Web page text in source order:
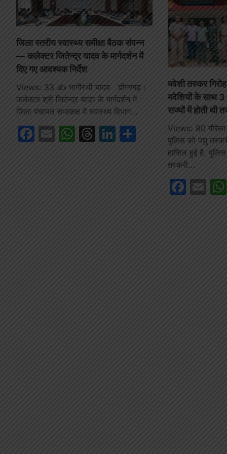
जिला स्तरीय स्वास्थ्य समीक्षा बैठक संपन्न
— कलेक्टर जितेन्द्र यादव के मार्गदर्शन में
दिए गए आवश्यक निर्देश
Views: 33 ✍️ भागीरथी यादव डोंगरगढ़।
कलेक्टर श्री जितेन्द्र यादव के मार्गदर्शन में
जिला पंचायत सभाकक्ष में स्वास्थ्य विभाग…
Facebook
EmailWhatsApp
Threads
LinkedIn
Share
मवेशी तस्कर
मवेशियों के साथ 3
राज्यों में होती थी
Views: 80 गौरेला-
पुलिस को पशु
हासिल हुई है.
तस्करी…